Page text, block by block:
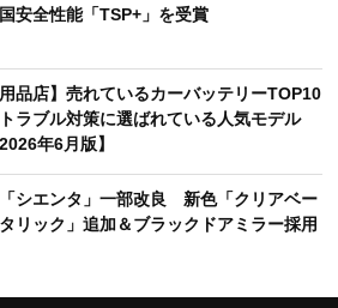
安全性能「TSP+」を受賞
用品店】売れているカーバッテリーTOP10
トラブル対策に選ばれている人気モデル
年6月版】
「シエンタ」一部改良 新色「クリアベー
リック」追加＆ブラックドアミラー採用